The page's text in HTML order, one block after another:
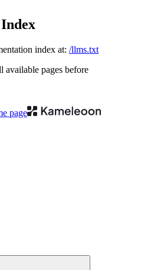
index at: /llms.txt
available pages before
page